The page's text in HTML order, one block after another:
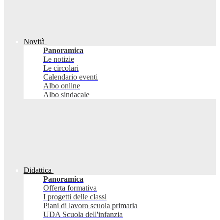
Novità
Panoramica
Le notizie
Le circolari
Calendario eventi
Albo online
Albo sindacale
Didattica
Panoramica
Offerta formativa
I progetti delle classi
Piani di lavoro scuola primaria
UDA Scuola dell'infanzia